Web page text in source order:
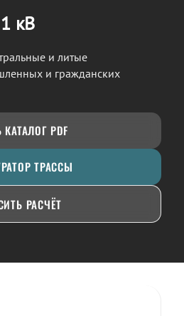
кВ
и литые
и гражданских
PDF
ТРАССЫ
РАСЧЁТ